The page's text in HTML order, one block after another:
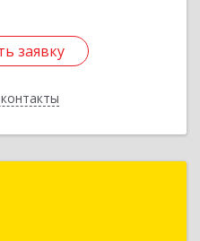
заявку
заявку
Вятские Поляны г,